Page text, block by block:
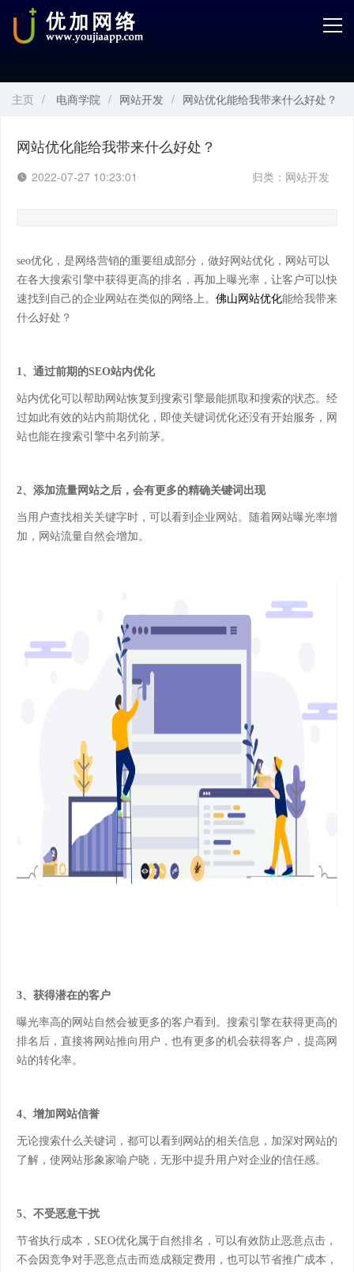
首页
开发服务
解决方案
案例解剖
关于优加
主页 / 电商学院 / 网站开发 / 网站优化能给我带来什么好处？
网站优化能给我带来什么好处？
2022-07-27 10:23:01 归类： 网站开发
seo优化，是网络营销的重要组成部分，做好网站优化，网站可以
在各大搜索引擎中获得更高的排名，再加上曝光率，让客户可以快
速找到自己的企业网站在类似的网络上。 佛山网站优化能给我带来
什么好处？
1、通过前期的SEO站内优化
站内优化可以帮助网站恢复到搜索引擎最能抓取和搜索的状态。经
过如此有效的站内前期优化，即使关键词优化还没有开始服务，网
站也能在搜索引擎中名列前茅。
2、添加流量网站之后，会有更多的精确关键词出现
当用户查找相关关键字时，可以看到企业网站。随着网站曝光率增
加，网站流量自然会增加。
3、获得潜在的客户
曝光率高的网站自然会被更多的客户看到。搜索引擎在获得更高的
排名后，直接将网站推向用户，也有更多的机会获得客户，提高网
站的转化率。
4、增加网站信誉
无论搜索什么关键词，都可以看到网站的相关信息，加深对网站的
了解，使网站形象家喻户晓，无形中提升用户对企业的信任感。
5、不受恶意干扰
节省执行成本， SEO优化属于自然排名，可以有效防止恶意点击，
不会因竞争对手恶意点击而造成额定费用，也可以节省推广成本，